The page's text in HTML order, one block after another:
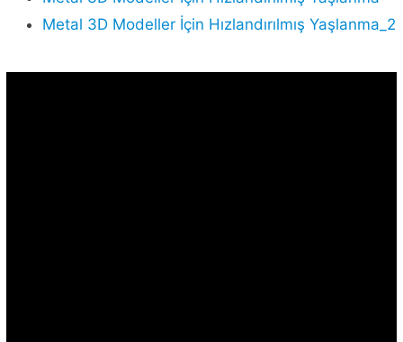
Metal 3D Modeller İçin Hızlandırılmış Yaşlanma_2